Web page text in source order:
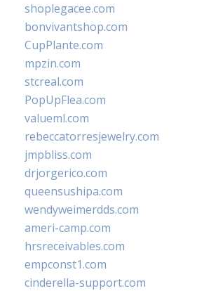
shoplegacee.com
bonvivantshop.com
CupPlante.com
mpzin.com
stcreal.com
PopUpFlea.com
valueml.com
rebeccatorresjewelry.com
jmpbliss.com
drjorgerico.com
queensushipa.com
wendyweimerdds.com
ameri-camp.com
hrsreceivables.com
empconst1.com
cinderella-support.com